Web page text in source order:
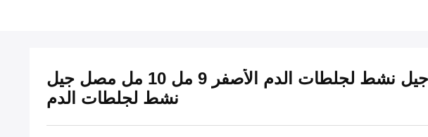
منفصل جيل نشط لجلطات الدم الأصفر 9 مل 10 مل مصل جيل
نشط لجلطات الدم